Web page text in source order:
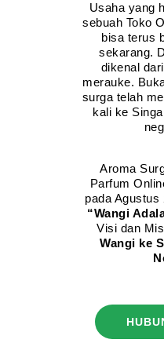
Usaha yang
sebuah Toko
bisa terus
sekarang.
dikenal
merauke.
surga telah
kali ke
Aroma
Parfum
pada Agustus
“Wangi
Visi dan
Wangi ke